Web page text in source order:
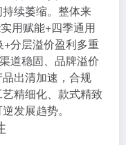
续萎缩。整体来
用赋能+四季通用
分层溢价盈利多重
道稳固、品牌溢价
出清加速，合规
精细化、款式精致
发展趋势。